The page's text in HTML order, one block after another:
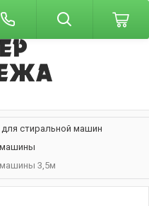
стиральной машин
машины
3,5м